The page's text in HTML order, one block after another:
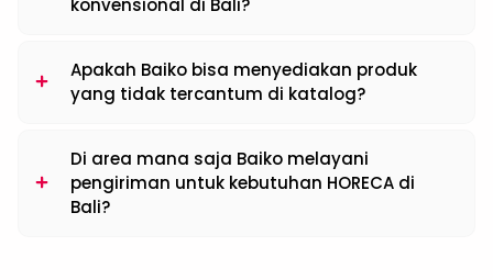
konvensional di Bali?
Apakah Baiko bisa menyediakan produk
yang tidak tercantum di katalog?
Di area mana saja Baiko melayani
pengiriman untuk kebutuhan HORECA di
Bali?